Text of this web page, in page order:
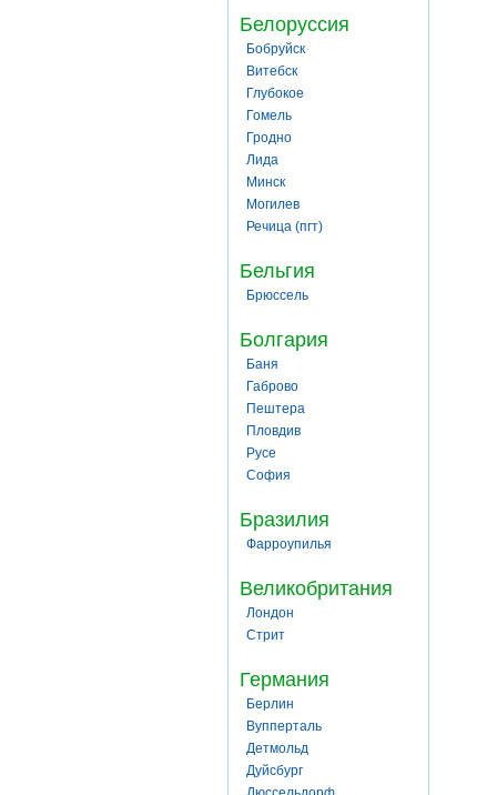
Белоруссия
Бобруйск
Витебск
Глубокое
Гомель
Гродно
Лида
Минск
Могилев
Речица (пгт)
Бельгия
Брюссель
Болгария
Баня
Габрово
Пештера
Пловдив
Русе
София
Бразилия
Фарроупилья
Великобритания
Лондон
Стрит
Германия
Берлин
Вупперталь
Детмольд
Дуйсбург